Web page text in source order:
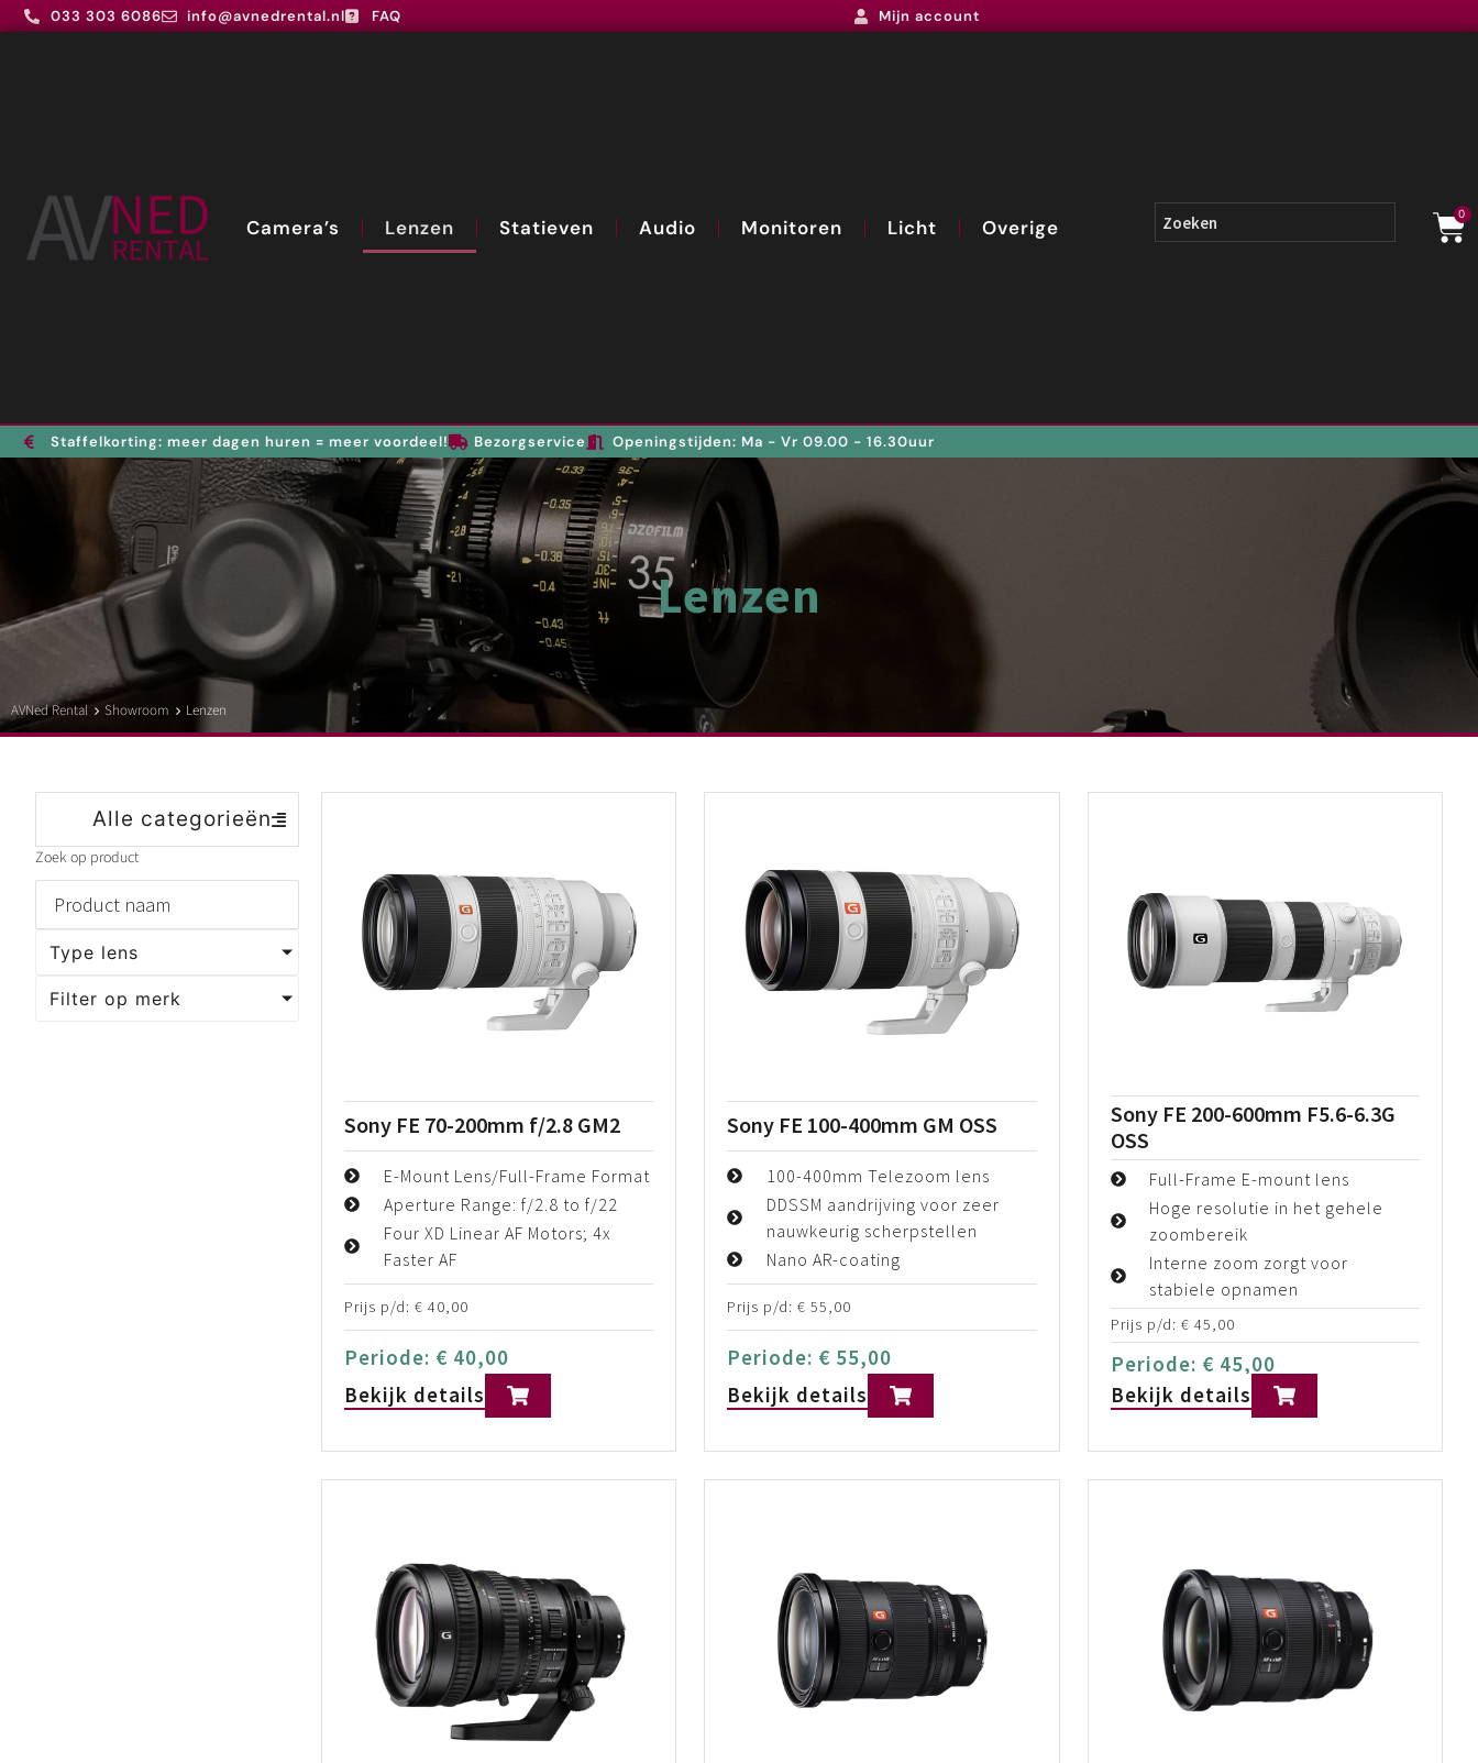
033 303 6086 info@avnedrental.nl FAQ Mijn account
Camera’s Lenzen Statieven Audio Monitoren Licht Overige
0
Staffelkorting: meer dagen huren = meer voordeel! Bezorgservice Openingstijden: Ma - Vr 09.00 - 16.30uur
Lenzen
AVNed Rental Showroom Lenzen
Alle categorieën
Zoek op product
Type lens
Filter op merk
Sony FE 70-200mm f/2.8 GM2
E-Mount Lens/Full-Frame Format
Aperture Range: f/2.8 to f/22
Four XD Linear AF Motors; 4x
Faster AF
Prijs p/d: € 40,00
Periode: € 40,00
Bekijk details
Sony FE 100-400mm GM OSS
100-400mm Telezoom lens
DDSSM aandrijving voor zeer
nauwkeurig scherpstellen
Nano AR-coating
Prijs p/d:€ 55,00
Periode: € 55,00
Bekijk details
Sony FE 200-600mm F5.6-6.3G
OSS
Full-Frame E-mount lens
Hoge resolutie in het gehele
zoombereik
Interne zoom zorgt voor
stabiele opnamen
Prijs p/d: € 45,00
Periode: € 45,00
Bekijk details